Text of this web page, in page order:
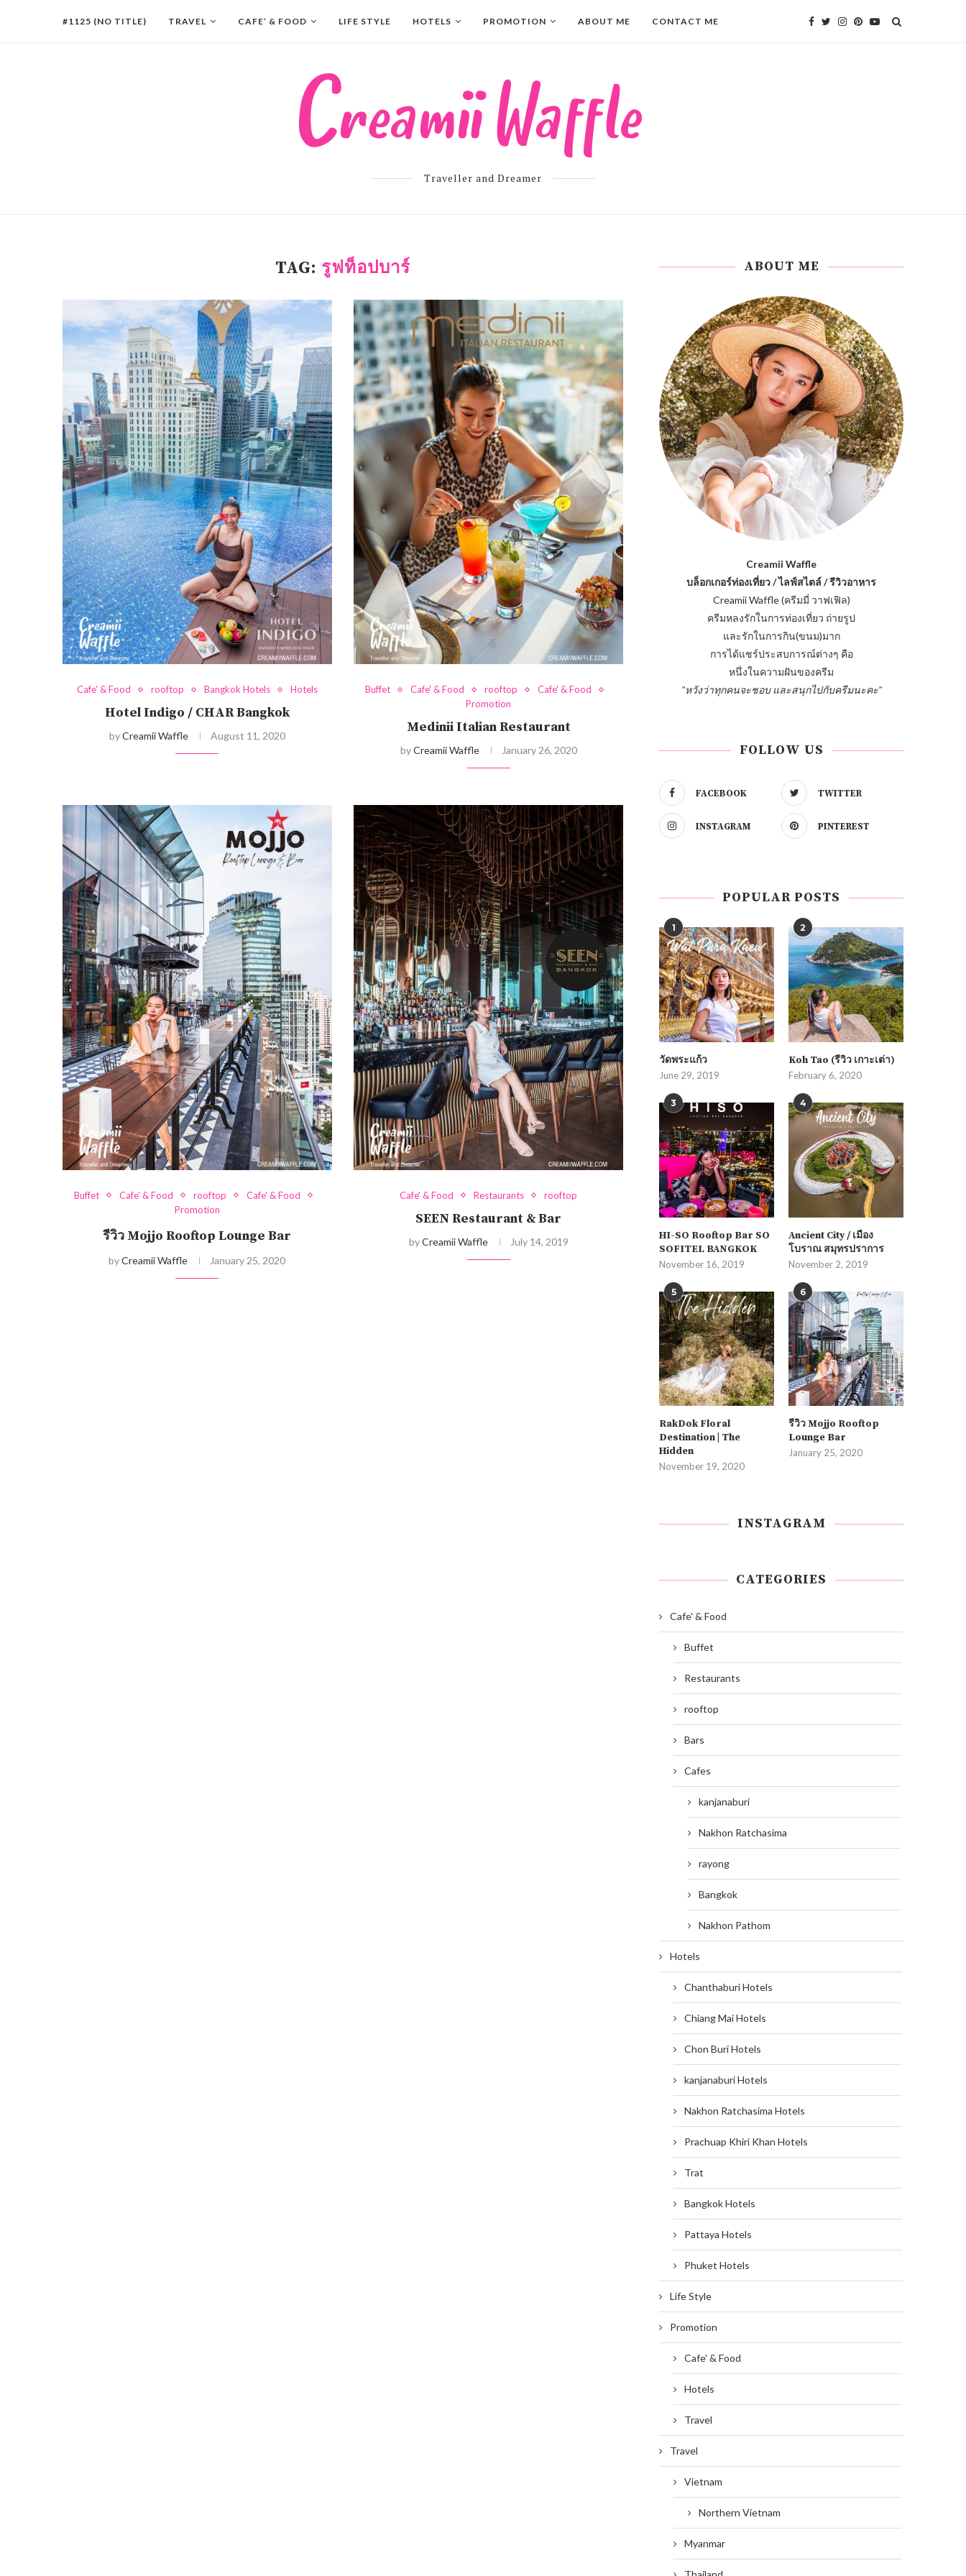
#1125 (NO TITLE) TRAVEL CAFE’ & FOOD LIFE STYLE HOTELS PROMOTION ABOUT ME CONTACT ME
Traveller and Dreamer
TAG: รูฟท็อปบาร์
Cafe' & Food rooftop Bangkok Hotels Hotels
Hotel Indigo / CHAR Bangkok
byCreamii Waffle August 11, 2020
Buffet Cafe' & Food rooftop
Cafe' & Food
Promotion
Medinii Italian Restaurant
byCreamii Waffle January 26, 2020
Buffet Cafe' & Food rooftop
Cafe' & Food
Promotion
รีวิว Mojjo Rooftop Lounge Bar
byCreamii Waffle January 25, 2020
Cafe' & Food Restaurants rooftop
SEEN Restaurant & Bar
byCreamii Waffle July 14, 2019
ABOUT ME
Creamii Waffle
บล็อกเกอร์ท่องเที่ยว / ไลฟ์สไตล์ / รีวิวอาหาร
Creamii Waffle (ครีมมี่ วาฟเฟิล)
ครีมหลงรักในการท่องเที่ยว ถ่ายรูป
และรักในการกิน(ขนม)มาก
การได้แชร์ประสบการณ์ต่างๆ คือ
หนึ่งในความฝันของครีม
"หวังว่าทุกคนจะชอบ และสนุกไปกับครีมนะคะ"
FOLLOW US
FACEBOOK TWITTER
INSTAGRAM PINTEREST
POPULAR POSTS
1
วัดพระแก้ว
June 29, 2019
2
Koh Tao (รีวิว เกาะเต่า)
February 6, 2020
3
HI-SO Rooftop Bar SO
SOFITEL BANGKOK
November 16, 2019
4
Ancient City / เมือง
โบราณ สมุทรปราการ
November 2, 2019
5
RakDok Floral
Destination | The
Hidden
November 19, 2020
6
รีวิว Mojjo Rooftop
Lounge Bar
January 25, 2020
INSTAGRAM
CATEGORIES
Cafe' & Food
Buffet
Restaurants
rooftop
Bars
Cafes
kanjanaburi
Nakhon Ratchasima
rayong
Bangkok
Nakhon Pathom
Hotels
Chanthaburi Hotels
Chiang Mai Hotels
Chon Buri Hotels
kanjanaburi Hotels
Nakhon Ratchasima Hotels
Prachuap Khiri Khan Hotels
Trat
Bangkok Hotels
Pattaya Hotels
Phuket Hotels
Life Style
Promotion
Cafe' & Food
Hotels
Travel
Travel
Vietnam
Northern Vietnam
Myanmar